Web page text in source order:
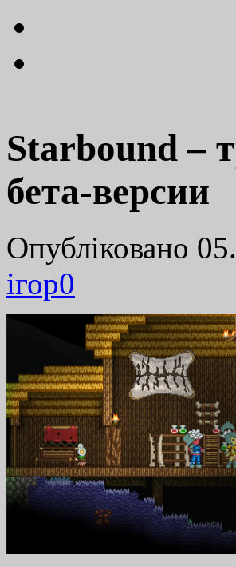
Starbound –
бета-версии
Опубліковано
ігор0